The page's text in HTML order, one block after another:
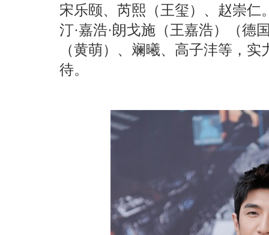
宋乐颐、芮熙（王玺）、赵崇仁
汀·嘉浩·朗戈施（王嘉浩）（德
（黄萌）、斓曦、高子沣等，
待。